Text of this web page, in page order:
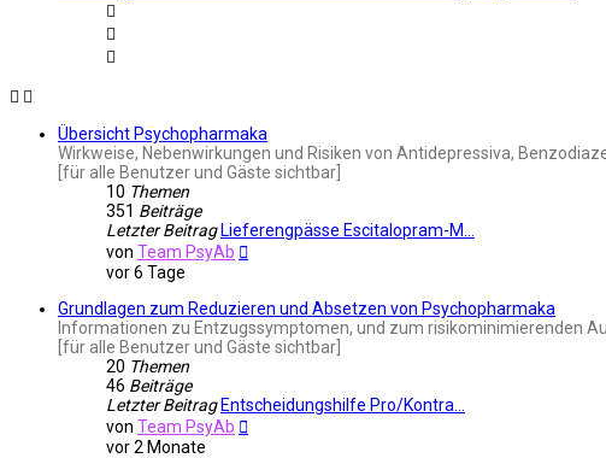
Übersicht Psychopharmaka
Wirkweise, Nebenwirkungen und Risiken von Antidepressiva,
[für alle Benutzer und Gäste sichtbar]
10 Themen
351 Beiträge
Letzter Beitrag Lieferengpässe Escitalopram-M…
von Team PsyAb
vor 6 Tage
Grundlagen zum Reduzieren und Absetzen von Psychopharmaka
Informationen zu Entzugssymptomen, und zum risikominimierenden
[für alle Benutzer und Gäste sichtbar]
20 Themen
46 Beiträge
Letzter Beitrag Entscheidungshilfe Pro/Kontra…
von Team PsyAb
vor 2 Monate